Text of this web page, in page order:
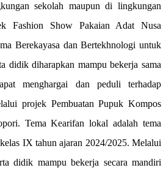
sekolah maupun di lingkungan
Fashion Show Pakaian Adat Nusa
Berekayasa dan Bertekhnologi untuk
didik diharapkan mampu bekerja sama
menghargai dan peduli terhadap
projek Pembuatan Pupuk Kompos
Tema Kearifan lokal adalah tema
IX tahun ajaran 2024/2025. Melalui
didik mampu bekerja secara mandiri